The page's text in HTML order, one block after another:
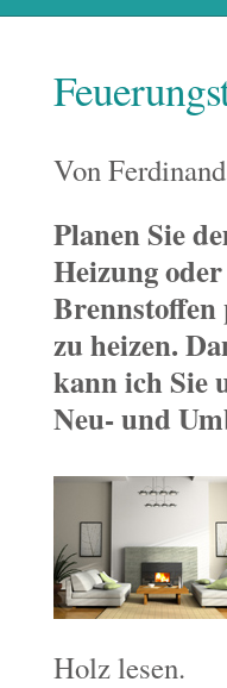
Von
Planen Sie
Heizung
zu heizen.
kann ich Sie
Neu- und
Holz lesen.